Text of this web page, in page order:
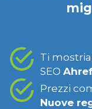
Ti
SEO
Prezzi
Nuove